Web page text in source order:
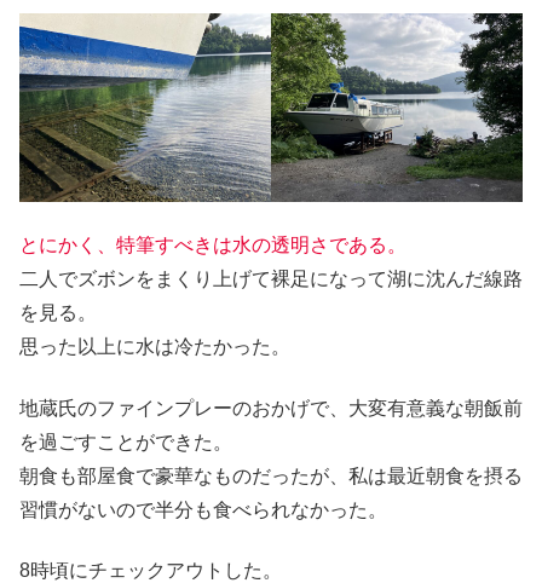
とにかく、特筆すべきは水の透明さである。
二人でズボンをまくり上げて裸足になって湖に沈んだ線路
を見る。
思った以上に水は冷たかった。
地蔵氏のファインプレーのおかげで、大変有意義な朝飯前
を過ごすことができた。
朝食も部屋食で豪華なものだったが、私は最近朝食を摂る
習慣がないので半分も食べられなかった。
8時頃にチェックアウトした。